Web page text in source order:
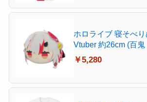
ホロライブ 寝そべ
Vtuber 約26cm (百鬼
￥5,280